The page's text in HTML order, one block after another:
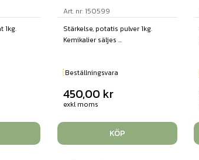
1kg.
Art. nr: 150599
Stärkelse, potatis pulver 1kg.
Kemikalier säljes ...
Beställningsvara
450,00 kr
exkl moms
KÖP